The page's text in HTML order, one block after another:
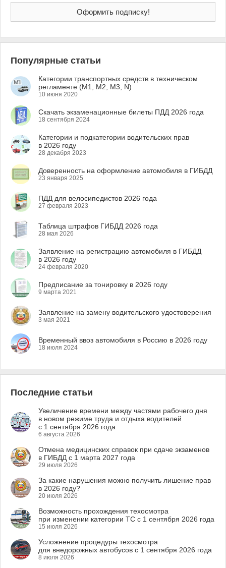
Популярные статьи
Категории транспортных средств в техническом
регламенте (M1, M2, M3, N)
10 июня 2020
Скачать экзаменационные билеты ПДД 2026 года
18 сентября 2024
Категории и подкатегории водительских прав
в 2026 году
28 декабря 2023
Доверенность на оформление автомобиля в ГИБДД
23 января 2025
ПДД для велосипедистов 2026 года
27 февраля 2023
Таблица штрафов ГИБДД 2026 года
28 мая 2026
Заявление на регистрацию автомобиля в ГИБДД
в 2026 году
24 февраля 2020
Предписание за тонировку в 2026 году
9 марта 2021
Заявление на замену водительского удостоверения
3 мая 2021
Временный ввоз автомобиля в Россию в 2026 году
18 июля 2024
Последние статьи
Увеличение времени между частями рабочего дня
в новом режиме труда и отдыха водителей
с 1 сентября 2026 года
6 августа 2026
Отмена медицинских справок при сдаче экзаменов
в ГИБДД с 1 марта 2027 года
29 июля 2026
За какие нарушения можно получить лишение прав
в 2026 году?
20 июля 2026
Возможность прохождения техосмотра
при изменении категории ТС с 1 сентября 2026 года
15 июля 2026
Усложнение процедуры техосмотра
для внедорожных автобусов с 1 сентября 2026 года
8 июля 2026